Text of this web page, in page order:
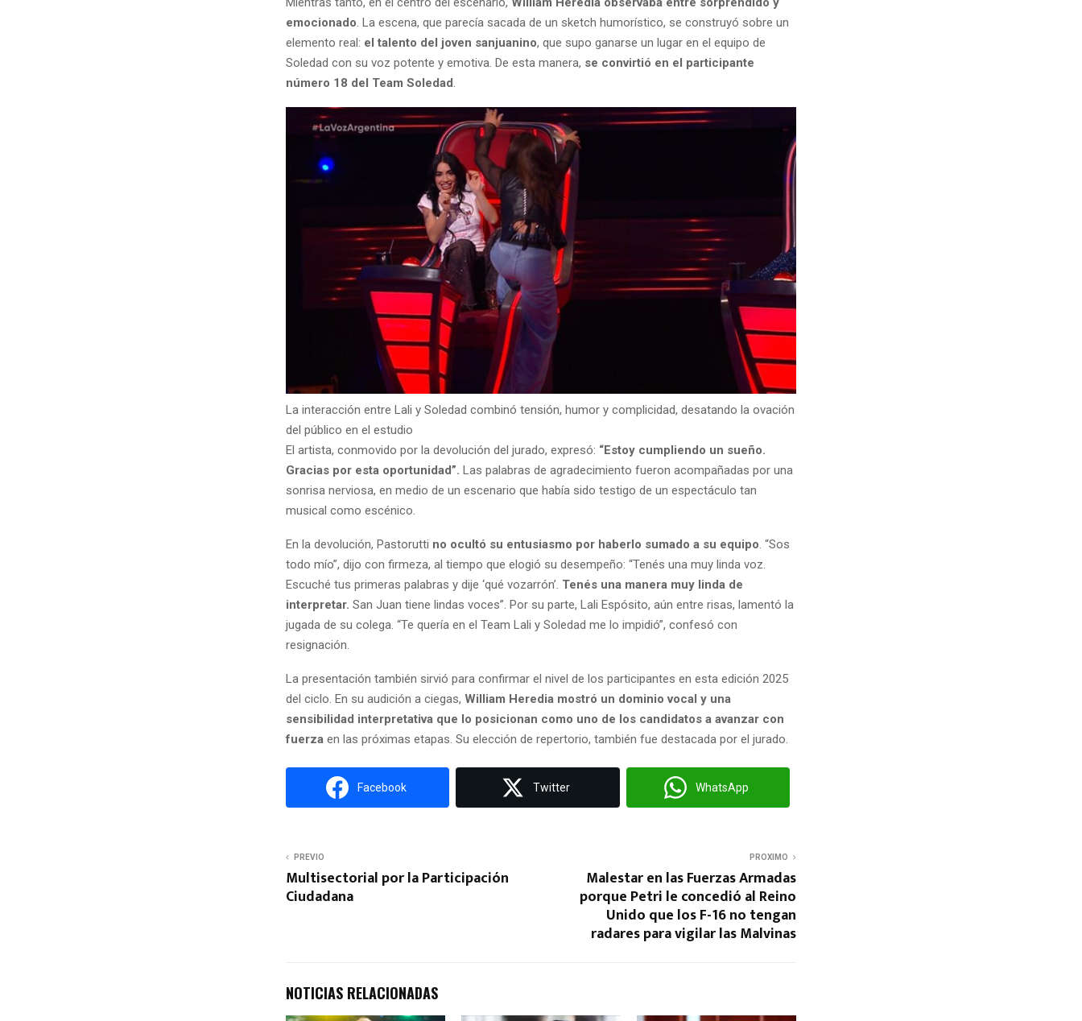
emocionado . La escena, que parecía sacada de un sketch humorístico, se construyó sobre un
elemento real: el talento del joven sanjuanino, que supo ganarse un lugar en el equipo de
Soledad con su voz potente y emotiva. De esta manera, se convirtió en el participante
número 18 del Team Soledad
La interacción entre Lali y Soledad combinó tensión, humor y complicidad, desatando la ovación
del público en el estudio
El artista, conmovido por la devolución del jurado, expresó: “Estoy cumpliendo un sueño.
Gracias por esta oportunidad”. Las palabras de agradecimiento fueron acompañadas por una
sonrisa nerviosa, en medio de un escenario que había sido testigo de un espectáculo tan
musical como escénico.
En la devolución, Pastorutti no ocultó su entusiasmo por haberlo sumado a su equipo. “Sos
todo mío”, dijo con firmeza, al tiempo que elogió su desempeño: “Tenés una muy linda voz.
Escuché tus primeras palabras y dije ‘qué vozarrón’. Tenés una manera muy linda de
interpretar. San Juan tiene lindas voces”. Por su parte, Lali Espósito, aún entre risas, lamentó la
jugada de su colega. “Te quería en el Team Lali y Soledad me lo impidió”, confesó con
resignación.
La presentación también sirvió para confirmar el nivel de los participantes en esta edición 2025
del ciclo. En su audición a ciegas, William Heredia mostró un dominio vocal y una
sensibilidad interpretativa que lo posicionan como uno de los candidatos a avanzar con
fuerza en las próximas etapas. Su elección de repertorio, también fue destacada por el jurado.
Facebook Twitter WhatsApp
PREVIO
Multisectorial por la Participación
Ciudadana
PROXIMO
Malestar en las Fuerzas Armadas
porque Petri le concedió al Reino
Unido que los F-16 no tengan
radares para vigilar las Malvinas
NOTICIAS RELACIONADAS